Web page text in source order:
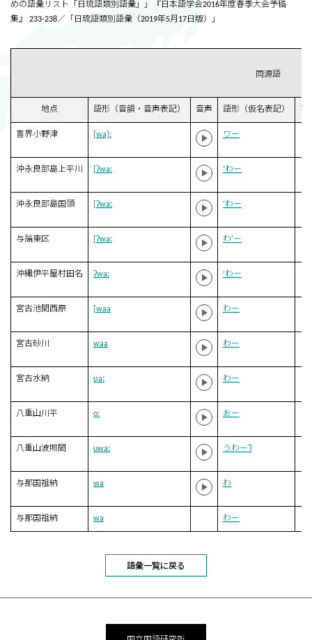
めの語彙リスト「日琉語類別語彙」」『日本語学会2016年度春季大会予稿
集』 233-238／「日琉語類別語彙（2019年5月17日版）」
同源語
地点 語形（音韻・音声表記） 音声 語形（仮名表記）
喜界小野津 [wa]ː ワー
沖永良部島上平川 [ʔwaː ‘わー
沖永良部島国頭 [ʔwaː ‘わー
与論東区 [ʔwaː わ'ー
沖縄伊平屋村田名 ʔwaː ‘わー
宮古池間西原 [waa わー
宮古砂川 waa わー
宮古水納 ʋaː わー
八重山川平 oː おー
八重山波照間 uwaː うわー˥
与那国祖納 wa わ
与那国祖納 wa わー
語彙一覧に戻る